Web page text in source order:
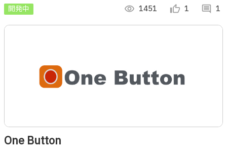
開発中 visibility 1451 thumb_up_alt 1 comment 1
One Button